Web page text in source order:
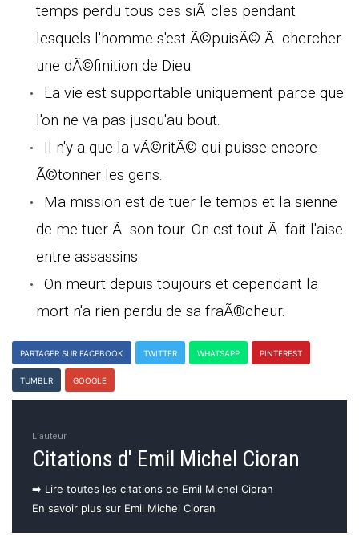
temps perdu tous ces siÃ¨cles pendant
lesquels l'homme s'est Ã©puisÃ© Ã chercher
une dÃ©finition de Dieu.
La vie est supportable uniquement parce que
l'on ne va pas jusqu'au bout.
Il n'y a que la vÃ©ritÃ© qui puisse encore
Ã©tonner les gens.
Ma mission est de tuer le temps et la sienne
de me tuer Ã son tour. On est tout Ã fait l'aise
entre assassins.
On meurt depuis toujours et cependant la
mort n'a rien perdu de sa fraÃ®cheur.
PARTAGER SUR FACEBOOK TWITTER WHATSAPP PINTEREST
TUMBLR GOOGLE
L'auteur
Citations d' Emil Michel Cioran
➡️ Lire toutes les citations de Emil Michel Cioran
En savoir plus sur Emil Michel Cioran